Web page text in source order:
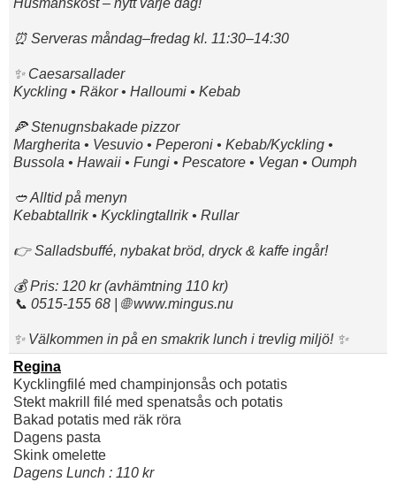
Husmanskost – nytt varje dag!
⏰ Serveras måndag–fredag kl. 11:30–14:30
✨ Caesarsallader
Kyckling • Räkor • Halloumi • Kebab
🍕 Stenugnsbakade pizzor
Margherita • Vesuvio • Peperoni • Kebab/Kyckling •
Bussola • Hawaii • Fungi • Pescatore • Vegan • Oumph
🥙 Alltid på menyn
Kebabtallrik • Kycklingtallrik • Rullar
👉 Salladsbuffé, nybakat bröd, dryck & kaffe ingår!
💰 Pris: 120 kr (avhämtning 110 kr)
📞 0515-155 68 | 🌐 www.mingus.nu
✨ Välkommen in på en smakrik lunch i trevlig miljö! ✨
Regina
Kycklingfilé med champinjonsås och potatis
Stekt makrill filé med spenatsås och potatis
Bakad potatis med räk röra
Dagens pasta
Skink omelette
Dagens Lunch : 110 kr